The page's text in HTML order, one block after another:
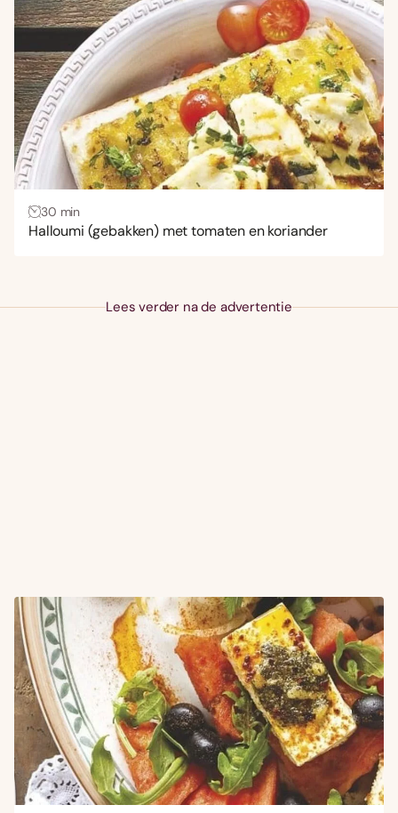
30 min
Halloumi (gebakken) met tomaten en koriander
Lees verder na de advertentie